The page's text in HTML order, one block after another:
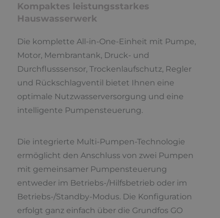
Kompaktes leistungsstarkes
Hauswasserwerk
Die komplette All-in-One-Einheit mit Pumpe,
Motor, Membrantank, Druck- und
Durchflusssensor, Trockenlaufschutz, Regler
und Rückschlagventil bietet Ihnen eine
optimale Nutzwasserversorgung und eine
intelligente Pumpensteuerung.
Die integrierte Multi-Pumpen-Technologie
ermöglicht den Anschluss von zwei Pumpen
mit gemeinsamer Pumpensteuerung
entweder im Betriebs-/Hilfsbetrieb oder im
Betriebs-/Standby-Modus. Die Konfiguration
erfolgt ganz einfach über die Grundfos GO